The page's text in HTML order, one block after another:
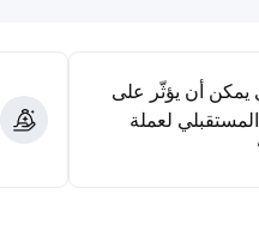
يمكن أن يؤثّر على
لعملة